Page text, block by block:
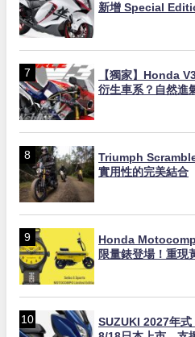
新增 Special
【獨家】Honda
衍生車系？自然進
Triumph
實用性的完美結合
Honda
限量錶登場！重現
SUZUKI 2027年